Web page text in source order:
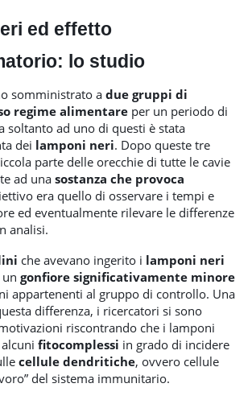
ed effetto
lo studio
somministrato a due gruppi di
regime alimentare per un periodo di
soltanto ad uno di questi è stata
dei lamponi neri. Dopo queste tre
parte delle orecchie di tutte le cavie
ad una sostanza che provoca
era quello di osservare i tempi e
ed eventualmente rilevare le differenze
analisi.
che avevano ingerito i lamponi neri
gonfiore significativamente minore
appartenenti al gruppo di controllo. Una
differenza, i ricercatori si sono
riscontrando che i lamponi
fitocomplessi in grado di incidere
cellule dendritiche, ovvero cellule
del sistema immunitario.